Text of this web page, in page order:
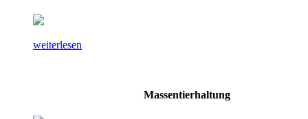
weiterlesen
Massentierhaltung